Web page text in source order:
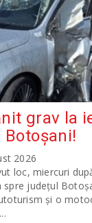
grav la
Botoșani!
2026
loc, miercuri
spre județul
și o